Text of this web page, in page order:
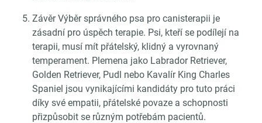
Závěr Výběr správného psa pro canisterapii je
zásadní pro úspěch terapie. Psi, kteří se podílejí na
terapii, musí mít přátelský, klidný a vyrovnaný
temperament. Plemena jako Labrador Retriever,
Golden Retriever, Pudl nebo Kavalír King Charles
Spaniel jsou vynikajícími kandidáty pro tuto práci
díky své empatii, přátelské povaze a schopnosti
přizpůsobit se různým potřebám pacientů.